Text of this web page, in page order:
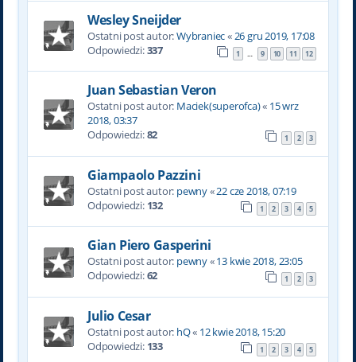
Wesley Sneijder
Ostatni post autor:Wybraniec«26 gru 2019, 17:08
Odpowiedzi:337 1 … 9 10 11 12
Juan Sebastian Veron
Ostatni post autor: Maciek(superofca)« 15 wrz
2018, 03:37
Odpowiedzi:82 1 2 3
Giampaolo Pazzini
Ostatni post autor: pewny«22 cze 2018, 07:19
Odpowiedzi: 132 1 2 3 4 5
Gian Piero Gasperini
Ostatni post autor: pewny«13 kwie 2018, 23:05
Odpowiedzi:62 1 2 3
Julio Cesar
Ostatni post autor: hQ« 12 kwie 2018, 15:20
Odpowiedzi: 133 1 2 3 4 5